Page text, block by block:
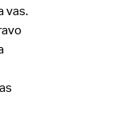
vas.